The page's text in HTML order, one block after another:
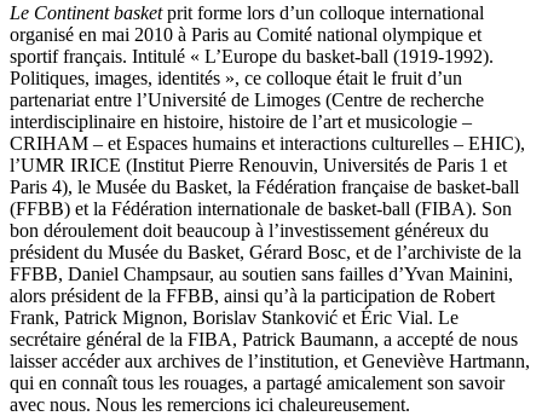
Le Continent basketprit forme lors d’un colloque international
organisé en mai 2010 à Paris au Comité national olympique et
sportif français. Intitulé « L’Europe du basket-ball (1919-1992).
Politiques, images, identités », ce colloque était le fruit d’un
partenariat entre l’Université de Limoges (Centre de recherche
interdisciplinaire en histoire, histoire de l’art et musicologie –
CRIHAM – et Espaces humains et interactions culturelles – EHIC),
l’UMR IRICE (Institut Pierre Renouvin, Universités de Paris 1 et
Paris 4), le Musée du Basket, la Fédération française de basket-ball
(FFBB) et la Fédération internationale de basket-ball (FIBA). Son
bon déroulement doit beaucoup à l’investissement généreux du
président du Musée du Basket, Gérard Bosc, et de l’archiviste de la
FFBB, Daniel Champsaur, au soutien sans failles d’Yvan Mainini,
alors président de la FFBB, ainsi qu’à la participation de Robert
Frank, Patrick Mignon, Borislav Stanković et Éric Vial. Le
secrétaire général de la FIBA, Patrick Baumann, a accepté de nous
laisser accéder aux archives de l’institution, et Geneviève Hartmann,
qui en connaît tous les rouages, a partagé amicalement son savoir
avec nous. Nous les remercions ici chaleureusement.